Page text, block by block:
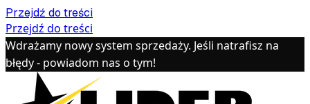
Przejdź do treści
Przejdź do treści
Wdrażamy nowy system sprzedaży. Jeśli natrafisz na
błędy - powiadom nas o tym!